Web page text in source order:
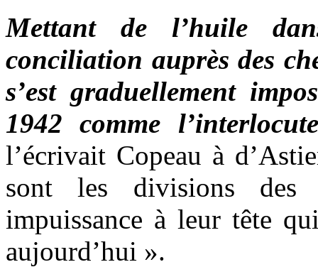
Mettant de l’huile
conciliation auprès des
s’est graduellement
1942 comme
l’écrivait Copeau à
sont les divisions des
impuissance à leur tête
aujourd’hui ».